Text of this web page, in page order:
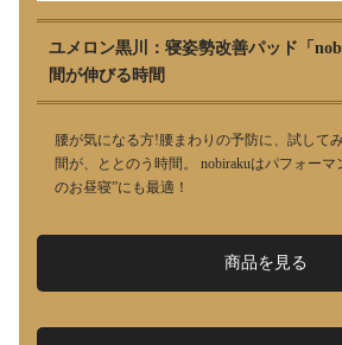
ユメロン黒川：寝姿勢改善パッド「
間が伸びる時間
腰が気になる方!腰まわりの予防に、試して
間が、ととのう時間。 nobirakuはパフォーマ
のお昼寝”にも最適！
商品を見る